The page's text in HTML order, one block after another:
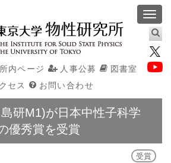
所内ページ 人事公募
図書室
セス
お問い合わせ
研M1)が日本中性子科学
優秀賞を受賞
受賞